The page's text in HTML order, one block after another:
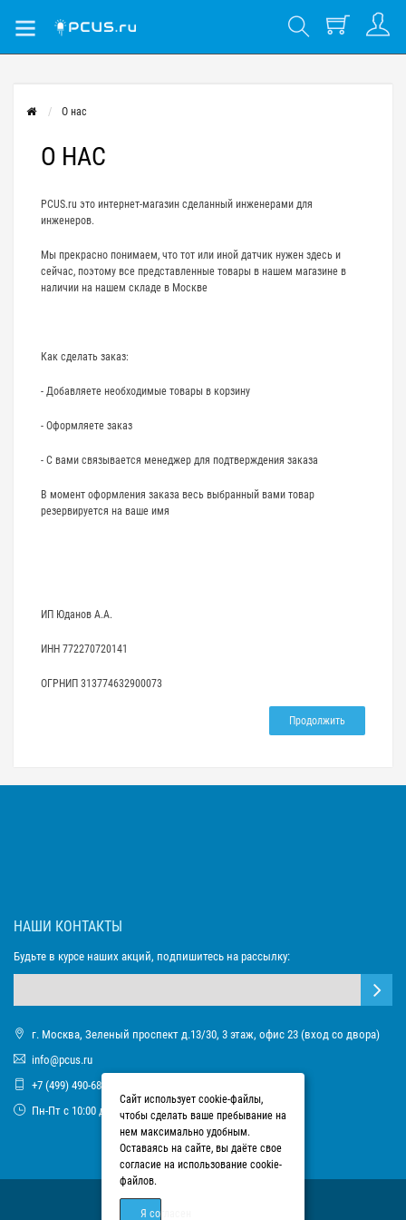
О нас
О НАС
PCUS.ru это интернет-магазин сделанный инженерами для
инженеров.
Мы прекрасно понимаем, что тот или иной датчик нужен здесь и
сейчас, поэтому все представленные товары в нашем магазине в
наличии на нашем складе в Москве
Как сделать заказ:
- Добавляете необходимые товары в корзину
- Оформляете заказ
- С вами связывается менеджер для подтверждения заказа
В момент оформления заказа весь выбранный вами товар
резервируется на ваше имя
ИП Юданов А.А.
ИНН 772270720141
ОГРНИП 313774632900073
Продолжить
НАШИ КОНТАКТЫ
Будьте в курсе наших акций, подпишитесь на рассылку:
г. Москва, Зеленый проспект д.13/30, 3 этаж, офис 23 (вход со двора)
info@pcus.ru
+7 (499) 490-68-93
Пн-Пт с 10:00 до 17:00
Сайт использует cookie-файлы,
чтобы сделать ваше пребывание на
нем максимально удобным.
Оставаясь на сайте, вы даёте свое
согласие на использование cookie-
файлов.
Я согласен